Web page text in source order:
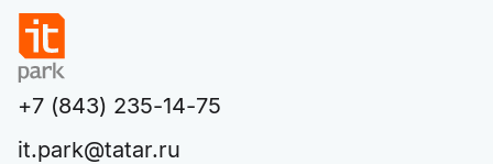
+7 (843) 235-14-75
it.park@tatar.ru